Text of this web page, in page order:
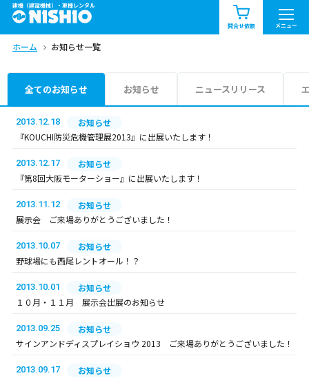
建機（建設機械）・重機レンタル
問合せ依頼 メニュー
商品一覧 お知らせ一覧
問合せ依頼リスト
エリア情報を見る
ホーム お知らせ一覧
全てのお知らせ お知らせ ニュースリリース
2013.12.18
お知らせ
『KOUCHI防災危機管理展2013』に出展いたします！
2013.12.17
お知らせ
『第8回大阪モーターショー』に出展いたします！
2013.11.12
お知らせ
展示会 ご来場ありがとうございました！
2013.10.07
お知らせ
野球場にも西尾レントオール！？
2013.10.01
お知らせ
１０月・１１月 展示会出展のお知らせ
2013.09.25
お知らせ
サインアンドディスプレイショウ 2013 ご来場ありがとうございました！
2013.09.17
お知らせ